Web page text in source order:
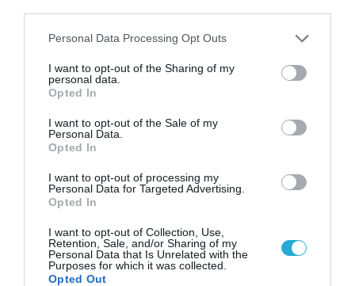
Please note that this website/app uses one or more Google
not limited to your visit or usage behaviour. You may click to
grant or deny consent to Google and its third-party tags to
use your data for below specified purposes in below Google
consent section.
Personal Data Processing Opt Outs
I want to opt-out of the Sharing of my
personal data.
Opted In
I want to opt-out of the Sale of my
Personal Data.
Opted In
I want to opt-out of processing my
Personal Data for Targeted Advertising.
Opted In
I want to opt-out of Collection, Use,
Retention, Sale, and/or Sharing of my
Personal Data that Is Unrelated with the
Purposes for which it was collected.
Opted Out
02.12.2024 | 19:39
Ρωσικές δυνάμεις της 4ης Μηχανοκίνητης
Ταξιαρχίας έπληξαν στρατιωτικό όχημα των
AFU στη Βελίκα Νοβοσίλκα (βίντεο)
πιθανόν να έγινε από drone «Mole»